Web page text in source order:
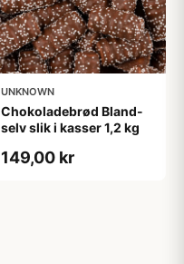
UNKNOWN
Chokoladebrød Bland-
selv slik i kasser 1,2 kg
149,00 kr